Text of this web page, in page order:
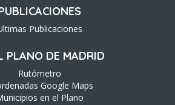
Publicaciones
PLANO DE MADRID
Rutómetro
Google Maps
en el Plano